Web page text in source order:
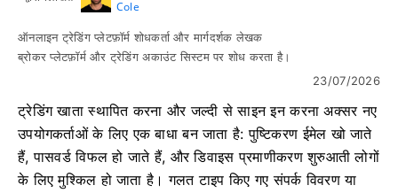
Cole
ऑनलाइन ट्रेडिंग प्लेटफ़ॉर्म शोधकर्ता और मार्गदर्शक लेखक
ब्रोकर प्लेटफ़ॉर्म और ट्रेडिंग अकाउंट सिस्टम पर शोध करता है।
23/07/2026
ट्रेडिंग खाता स्थापित करना और जल्दी से साइन इन करना अक्सर नए
उपयोगकर्ताओं के लिए एक बाधा बन जाता है: पुष्टिकरण ईमेल खो जाते
हैं, पासवर्ड विफल हो जाते हैं, और डिवाइस प्रमाणीकरण शुरुआती लोगों
के लिए मुश्किल हो जाता है। गलत टाइप किए गए संपर्क विवरण या